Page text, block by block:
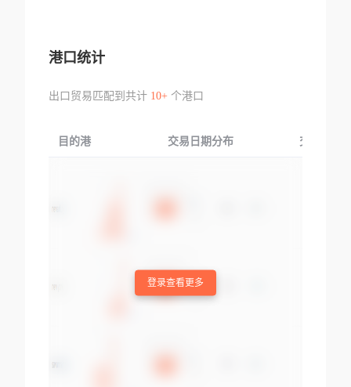
港口统计
出口贸易匹配到共计 10+个港口
目的港 交易日期分布 交易产品
登录查看更多